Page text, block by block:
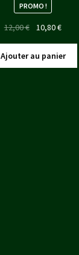
PROMO !
12,00€
Le
initial
était :
10,80€Le
actuel
est :
Ajouter au panier